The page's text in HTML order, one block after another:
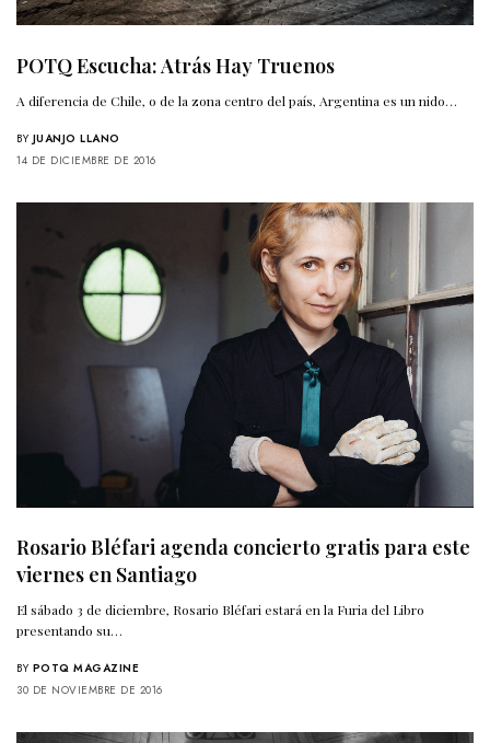
POTQ Escucha: Atrás Hay Truenos
A diferencia de Chile, o de la zona centro del país, Argentina es un nido…
BY JUANJO LLANO
14 DE DICIEMBRE DE 2016
Rosario Bléfari agenda concierto gratis para este
viernes en Santiago
El sábado 3 de diciembre, Rosario Bléfari estará en la Furia del Libro
presentando su…
BY POTQ MAGAZINE
30 DE NOVIEMBRE DE 2016